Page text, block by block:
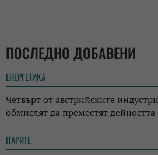
ПОСЛЕДНО ДОБАВЕНИ
ЕНЕРГЕТИКА
Четвърт от австрийските
обмислят да преместят
ПАРИТЕ